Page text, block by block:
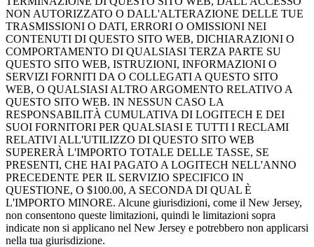
NON AUTORIZZATO O DALL'ALTERAZIONE DELLE TUE
TRASMISSIONI O DATI, ERRORI O OMISSIONI NEI
CONTENUTI DI QUESTO SITO WEB, DICHIARAZIONI O
COMPORTAMENTO DI QUALSIASI TERZA PARTE SU
QUESTO SITO WEB, ISTRUZIONI, INFORMAZIONI O
SERVIZI FORNITI DA O COLLEGATI A QUESTO SITO
WEB, O QUALSIASI ALTRO ARGOMENTO RELATIVO A
QUESTO SITO WEB. IN NESSUN CASO LA
RESPONSABILITÀ CUMULATIVA DI LOGITECH E DEI
SUOI FORNITORI PER QUALSIASI E TUTTI I RECLAMI
RELATIVI ALL'UTILIZZO DI QUESTO SITO WEB
SUPERERÀ L'IMPORTO TOTALE DELLE TASSE, SE
PRESENTI, CHE HAI PAGATO A LOGITECH NELL'ANNO
PRECEDENTE PER IL SERVIZIO SPECIFICO IN
QUESTIONE, O $100.00, A SECONDA DI QUAL È
L'IMPORTO MINORE. Alcune giurisdizioni, come il New Jersey,
non consentono queste limitazioni, quindi le limitazioni sopra
indicate non si applicano nel New Jersey e potrebbero non applicarsi
nella tua giurisdizione.